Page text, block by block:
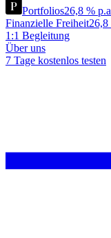
Portfolios26,8 %
Finanzielle Freiheit26,8
1:1 Begleitung
Über uns
7 Tage kostenlos testen